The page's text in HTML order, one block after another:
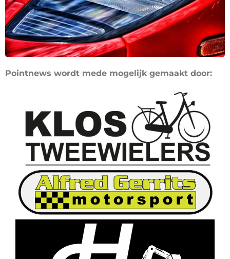
Pointnews wordt mede mogelijk gemaakt door: